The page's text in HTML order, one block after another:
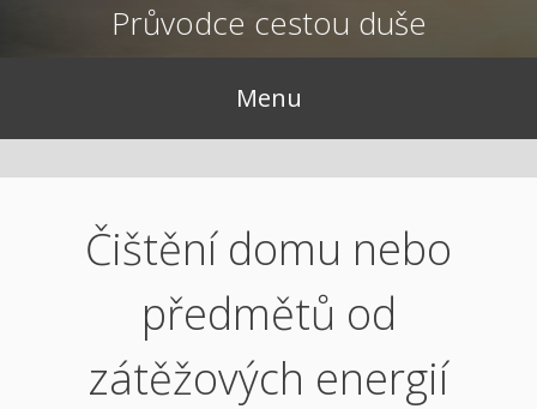
Průvodce cestou duše
Menu
Čištění domu nebo
předmětů od
zátěžových energií